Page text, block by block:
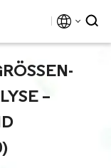
U
– W